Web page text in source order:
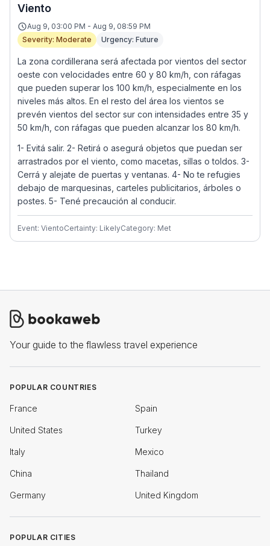
Viento
Aug 9, 03:00 PM - Aug 9, 08:59 PM
Severity: Moderate
Urgency: Future
La zona cordillerana será afectada por vientos del sector
oeste con velocidades entre 60 y 80 km/h, con ráfagas
que pueden superar los 100 km/h, especialmente en los
niveles más altos. En el resto del área los vientos se
prevén vientos del sector sur con intensidades entre 35 y
50 km/h, con ráfagas que pueden alcanzar los 80 km/h.
1- Evitá salir. 2- Retirá o asegurá objetos que puedan ser
arrastrados por el viento, como macetas, sillas o toldos. 3-
Cerrá y alejate de puertas y ventanas. 4- No te refugies
debajo de marquesinas, carteles publicitarios, árboles o
postes. 5- Tené precaución al conducir.
Event: VientoCertainty: LikelyCategory: Met
Your guide to the flawless travel experience
POPULAR COUNTRIES
France Spain
United States Turkey
Italy Mexico
China Thailand
Germany United Kingdom
POPULAR CITIES